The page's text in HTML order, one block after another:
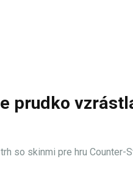
prudko
so skinmi pre hru Counter-